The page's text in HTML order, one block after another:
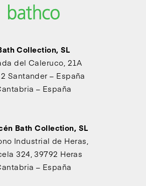
Collection, SL
del Caleruco, 21A
Santander – España
– España
Bath Collection, SL
Industrial de Heras,
324, 39792 Heras
– España